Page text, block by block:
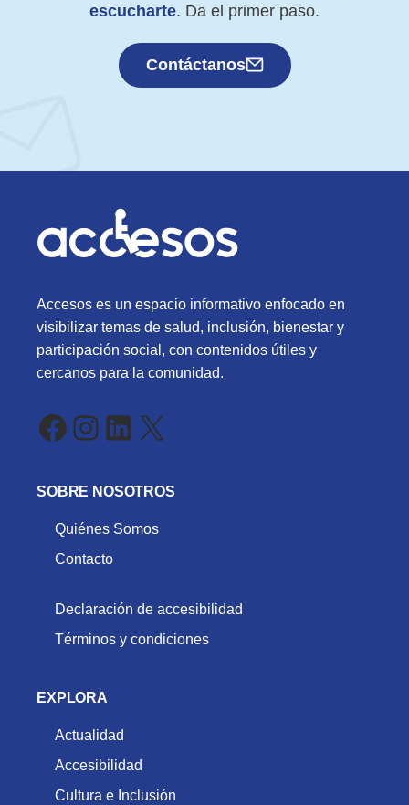
escucharte. Da el primer paso.
Contáctanos
Accesos es un espacio informativo enfocado en
visibilizar temas de salud, inclusión, bienestar y
participación social, con contenidos útiles y
cercanos para la comunidad.
Facebook
Instagram
LinkedIn
X
SOBRE NOSOTROS
Quiénes Somos
Contacto
Declaración de accesibilidad
Términos y condiciones
EXPLORA
Actualidad
Accesibilidad
Cultura e Inclusión